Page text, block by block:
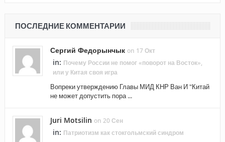
ПОСЛЕДНИЕ КОММЕНТАРИИ
Сергий Федорынчык on 17 Окт
in: Почему России не помог «поворот на Восток»,
или у Китая своя игра
Вопреки утверждению Главы МИД КНР Ван И "Китай
не может допустить пора ...
Juri Motsilin on 20 Сен
in: Патриотизм как стокгольмский синдром